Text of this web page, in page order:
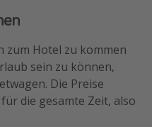
zum Hotel zu kommen
sein zu können,
Die Preise
die gesamte Zeit, also